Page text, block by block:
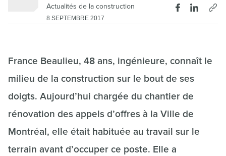
Actualités de la construction
8 SEPTEMBRE 2017
France Beaulieu, 48 ans, ingénieure, connaît le
milieu de la construction sur le bout de ses
doigts. Aujourd’hui chargée du chantier de
rénovation des appels d’offres à la Ville de
Montréal, elle était habituée au travail sur le
terrain avant d’occuper ce poste. Elle a